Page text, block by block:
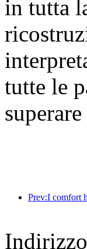
in tutta
tutte le